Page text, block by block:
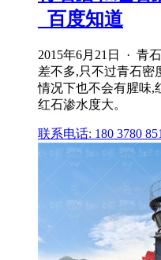
_百度知道
2015年6月21日 · 青
差不多,只不过青石密
情况下也不会有腥味,
红石渗水度大。
联系电话: 180 3780